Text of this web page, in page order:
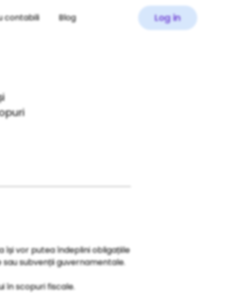
contabili Blog Log in
își vor putea îndeplini obligațiile
subvenții guvernamentale.
în scopuri fiscale.